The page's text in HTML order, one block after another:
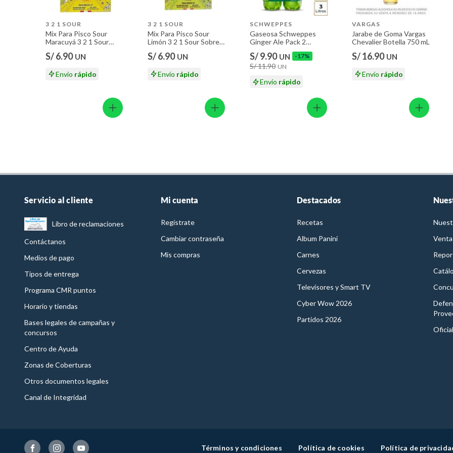
3 2 1 SOUR
Mix Para Pisco Sour
Maracuyá 3 2 1 Sour
S/ 6.90 UN
Envío rápido
3 2 1 SOUR
Mix Para Pisco Sour
Limón 3 2 1 Sour Sobre
S/ 6.90 UN
Envío rápido
SCHWEPPES
Gaseosa Schweppes
Ginger Ale Pack 2
S/ 9.90 UN -17%
S/ 11.90 UN
Envío rápido
VARGAS
Jarabe de Goma Vargas
Chevalier Botella 750 mL
S/ 16.90 UN
Envío rápido
Servicio al cliente
Libro de reclamaciones
Contáctanos
Medios de pago
Tipos de entrega
Programa CMR puntos
Horario y tiendas
Bases legales de campañas y
concursos
Centro de Ayuda
Zonas de Coberturas
Otros documentos legales
Canal de Integridad
Mi cuenta
Regístrate
Cambiar contraseña
Mis compras
Destacados
Recetas
Album Panini
Carnes
Cervezas
Televisores y Smart TV
Cyber Wow 2026
Partidos 2026
Venta
Términos y condiciones Política de cookies Política de